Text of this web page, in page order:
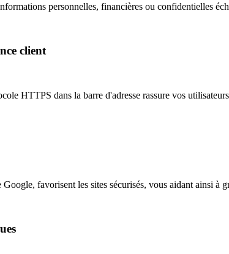
personnelles, financières ou confidentielles
client
HTTPS dans la barre d'adresse rassure vos
favorisent les sites sécurisés, vous aidant ainsi à